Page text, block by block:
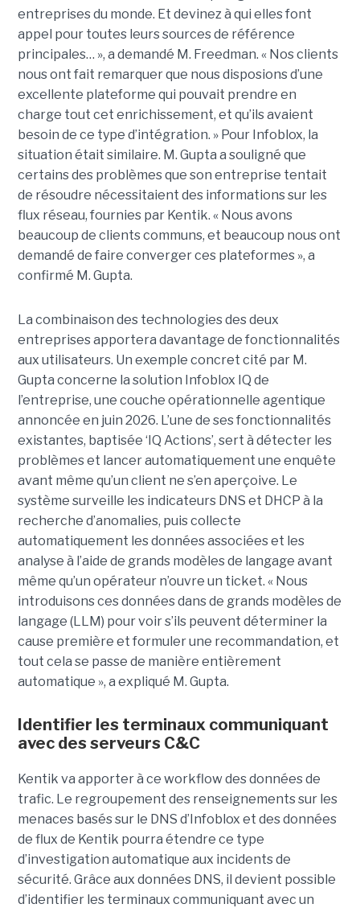
entreprises du monde. Et devinez à qui elles font
appel pour toutes leurs sources de référence
principales… », a demandé M. Freedman. « Nos clients
nous ont fait remarquer que nous disposions d’une
excellente plateforme qui pouvait prendre en
charge tout cet enrichissement, et qu’ils avaient
besoin de ce type d’intégration. » Pour Infoblox, la
situation était similaire. M. Gupta a souligné que
certains des problèmes que son entreprise tentait
de résoudre nécessitaient des informations sur les
flux réseau, fournies par Kentik. « Nous avons
beaucoup de clients communs, et beaucoup nous ont
demandé de faire converger ces plateformes », a
confirmé M. Gupta.
La combinaison des technologies des deux
entreprises apportera davantage de fonctionnalités
aux utilisateurs. Un exemple concret cité par M.
Gupta concerne la solution Infoblox IQ de
l’entreprise, une couche opérationnelle agentique
annoncée en juin 2026. L’une de ses fonctionnalités
existantes, baptisée ‘IQ Actions’, sert à détecter les
problèmes et lancer automatiquement une enquête
avant même qu’un client ne s’en aperçoive. Le
système surveille les indicateurs DNS et DHCP à la
recherche d’anomalies, puis collecte
automatiquement les données associées et les
analyse à l’aide de grands modèles de langage avant
même qu’un opérateur n’ouvre un ticket. « Nous
introduisons ces données dans de grands modèles de
langage (LLM) pour voir s’ils peuvent déterminer la
cause première et formuler une recommandation, et
tout cela se passe de manière entièrement
automatique », a expliqué M. Gupta.
Identifier les terminaux communiquant
avec des serveurs C&C
Kentik va apporter à ce workflow des données de
trafic. Le regroupement des renseignements sur les
menaces basés sur le DNS d’Infoblox et des données
de flux de Kentik pourra étendre ce type
d’investigation automatique aux incidents de
sécurité. Grâce aux données DNS, il devient possible
d’identifier les terminaux communiquant avec un